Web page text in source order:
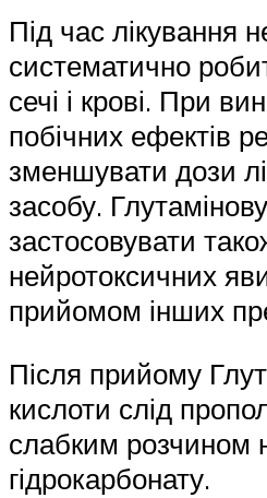
Під час лікування
систематично
сечі і крові. При
побічних ефектів
зменшувати дози
засобу.
застосовувати
нейротоксичних
прийомом інших
Після прийому
кислоти слід
слабким розчином
гідрокарбонату.